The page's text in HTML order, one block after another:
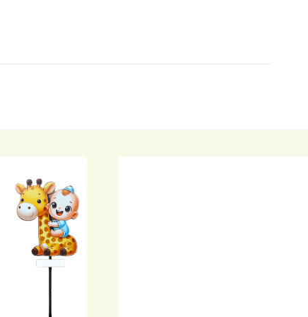
50 jaar
Anita Hoekstein
bedrijf de pop werd netjes op tijd bezorgd en neergezet. En voor
werd de compressor in een mooi krat gedaan dus bijna niet te